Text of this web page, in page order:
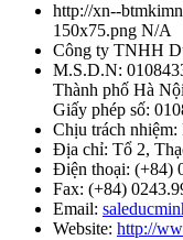
http://xn--
150x75.png N/A
Công ty TNHH
M.S.D.N:
Thành phố Hà
Giấy phép số:
Chịu trách nhiệm:
Địa chỉ: Tổ 2,
Điện thoại: (+84)
Fax: (+84)
Email:
Website: http://